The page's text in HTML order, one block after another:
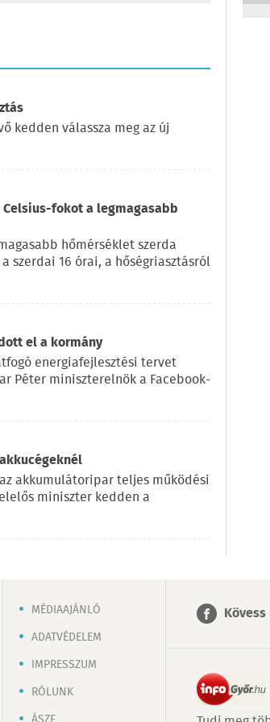
kedden válassza meg az új
fokot a legmagasabb
hőmérséklet szerda
szerdai 16 órai, a hőségriasztásról
el a kormány
energiafejlesztési tervet
Péter miniszterelnök a Facebook-
akkumulátoripar teljes működési
miniszter kedden a
MÉDIAAJÁNLÓ
ADATVÉDELEM
IMPRESSZUM
RÓLUNK